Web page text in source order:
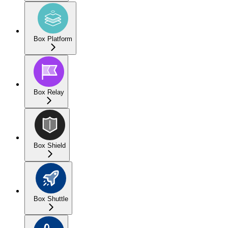
Box Platform
Box Relay
Box Shield
Box Shuttle